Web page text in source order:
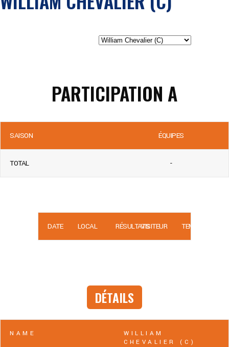
PARTICIPATION A
SAISON ÉQUIPES
TOTAL -
DATE LOCAL RÉSULTATSVISITEUR TEMPS
DÉTAILS
NAME
WILLIAM
CHEVALIER (C)